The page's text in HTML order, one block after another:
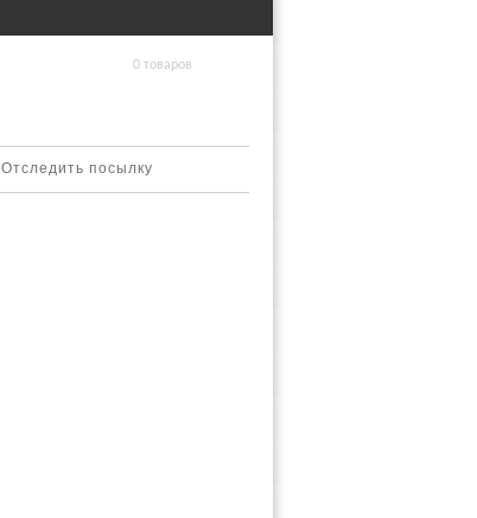
0 товаров
Отследить посылку